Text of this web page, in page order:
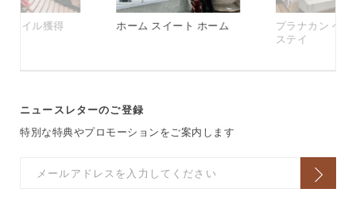
マイル獲得 ホーム スイート ホーム
プラナカン ヘ
ステイ
ニュースレターのご登録
特別な特典やプロモーションをご案内します